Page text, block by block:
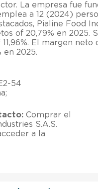
La empresa fue
a 12 (2024)
Pialine Food
of 20,79% en 2025.
El margen neto
en 2025.
54
Comprar el
S.A.S.
a la